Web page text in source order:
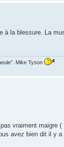
à la blessure. La
Mike Tyson
vraiment maigre
avez bien dit il y